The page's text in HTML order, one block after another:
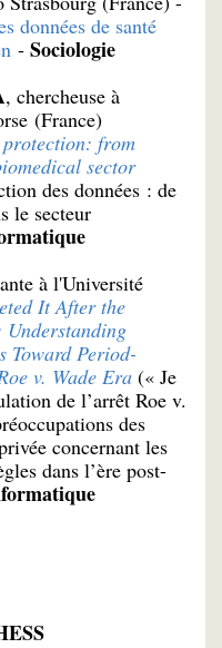
données de santé
- Sociologie
, chercheuse à
(France)
from
sector
des données : de
le secteur
à l'Université
It After the
Understanding
Toward Period-
v. Wade Era (« Je
de l’arrêt Roe v.
des
concernant les
dans l’ère post-